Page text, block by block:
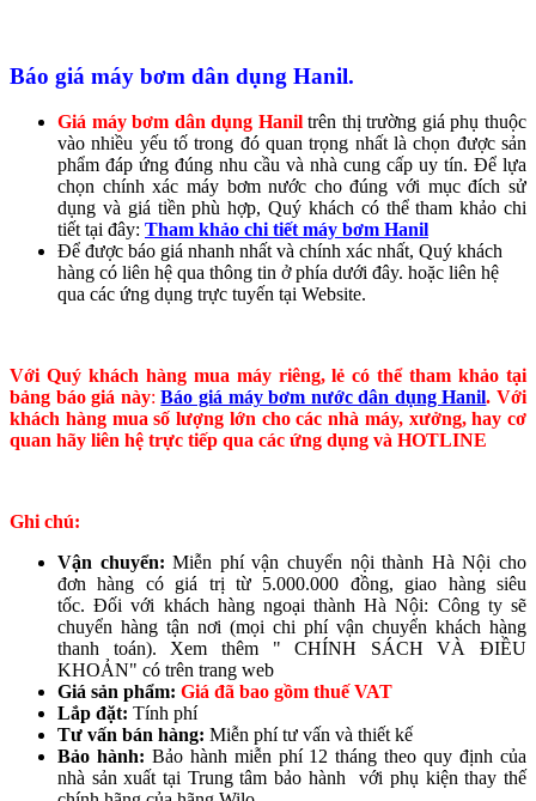
Báo giá máy bơm dân dụng Hanil.
Giá máy bơm dân dụng Haniltrên thị trường giá phụ thuộc
vào nhiều yếu tố trong đó quan trọng nhất là chọn được sản
phẩm đáp ứng đúng nhu cầu và nhà cung cấp uy tín. Để lựa
chọn chính xác máy bơm nước cho đúng với mục đích sử
dụng và giá tiền phù hợp, Quý khách có thể tham khảo chi
tiết tại đây: Tham khảo chi tiết máy bơm Hanil
Để được báo giá nhanh nhất và chính xác nhất, Quý khách
hàng có liên hệ qua thông tin ở phía dưới đây. hoặc liên hệ
qua các ứng dụng trực tuyến tại Website.
Với Quý khách hàng mua máy riêng, lẻ có thể tham khảo tại
bảng báo giá này:Báo giá máy bơm nước dân dụng Hanil. Với
khách hàng mua số lượng lớn cho các nhà máy, xưởng, hay cơ
quan hãy liên hệ trực tiếp qua các ứng dụng và HOTLINE
Ghi chú:
Vận chuyển: Miễn phí vận chuyển nội thành Hà Nội cho
đơn hàng có giá trị từ 5.000.000 đồng, giao hàng siêu
tốc. Đối với khách hàng ngoại thành Hà Nội: Công ty sẽ
chuyển hàng tận nơi (mọi chi phí vận chuyển khách hàng
thanh toán). Xem thêm " CHÍNH SÁCH VÀ ĐIỀU
KHOẢN" có trên trang web
Giá sản phẩm: Giá đã bao gồm thuế VAT
Lắp đặt: Tính phí
Tư vấn bán hàng: Miễn phí tư vấn và thiết kế
Bảo hành: Bảo hành miễn phí 12 tháng theo quy định của
nhà sản xuất tại Trung tâm bảo hành với phụ kiện thay thế